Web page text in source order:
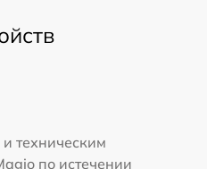
техническим
по истечении